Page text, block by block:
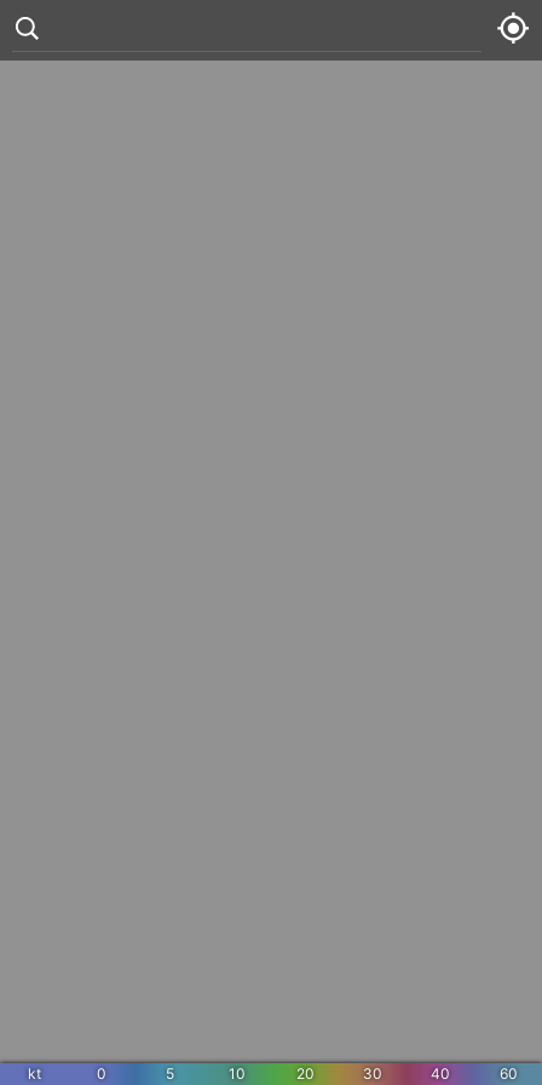
kt 0 5 10 20 30 40 60